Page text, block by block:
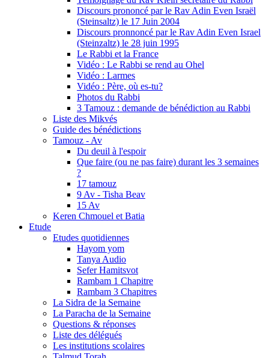
Discours prononcé par le Rav Adin Even Israël
(Steinsaltz) le 17 Juin 2004
Discours pronnoncé par le Rav Adin Even Israel
(Steinzaltz) le 28 juin 1995
Le Rabbi et la France
Vidéo : Le Rabbi se rend au Ohel
Vidéo : Larmes
Vidéo : Père, où es-tu?
Photos du Rabbi
3 Tamouz : demande de bénédiction au Rabbi
Liste des Mikvés
Guide des bénédictions
Tamouz - Av
Du deuil à l'espoir
Que faire (ou ne pas faire) durant les 3 semaines
?
17 tamouz
9 Av - Tisha Beav
15 Av
Keren Chmouel et Batia
Etude
Etudes quotidiennes
Hayom yom
Tanya Audio
Sefer Hamitsvot
Rambam 1 Chapitre
Rambam 3 Chapitres
La Sidra de la Semaine
La Paracha de la Semaine
Questions & réponses
Liste des délégués
Les institutions scolaires